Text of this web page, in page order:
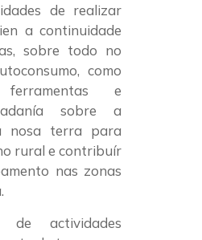
de realizar
a continuidade
sobre todo no
como
e
sobre a
nosa terra para
rural e contribuír
nas zonas
actividades